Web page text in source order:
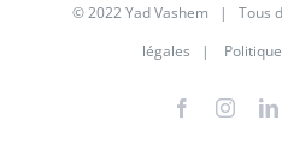
© 2022 Yad Vashem | Tous
légales |
Facebook